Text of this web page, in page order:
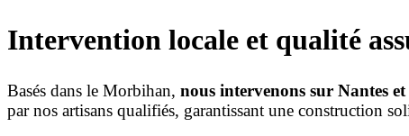
Intervention locale et qualité
Basés dans le Morbihan, nous intervenons sur Nantes
par nos artisans qualifiés, garantissant une construction